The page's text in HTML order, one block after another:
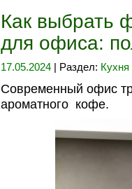
Как выбрать
для офиса:
17.05.2024 | Раздел: Кухня
Современный офис
ароматного кофе.